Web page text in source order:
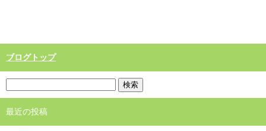
ブログトップ
最近の投稿